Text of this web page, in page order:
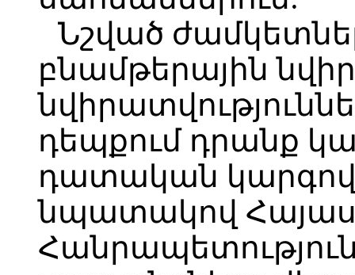
Նշված
բնամթերային
դեպքում դրանք
դատական
նպատակով